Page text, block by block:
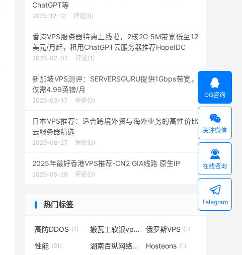
ChatGPT等
2025-12-12 评论(0)
香港VPS服务器特惠上线啦，2核2G 5M带宽低至12
美元/月起，租用ChatGPT云服务器推荐HopeIDC
2025-02-07 评论(1)
新加坡VPS测评：SERVERSGURU提供1Gbps带宽，
仅需4.99英镑/月
2025-03-17 评论(0)
日本VPS推荐：适合跨境外贸与海外业务的高性价比
云服务器精选
2025-06-27 评论(0)
2025年最好香港VPS推荐-CN2 GIA线路 原生IP
2025-05-29 评论(0)
热门标签
高防DDOS (1) 搬瓦工软银vps (1)俄罗斯VPS (1)
性能 (61) 湖南百纵网络科技有限公司 (1)
Hosteons (1)

QQ咨询

关注微信

在线咨询

Telegram